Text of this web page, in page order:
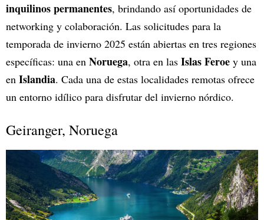
inquilinos permanentes, brindando así oportunidades de
networking y colaboración. Las solicitudes para la
temporada de invierno 2025 están abiertas en tres regiones
específicas: una en Noruega, otra en las Islas Feroe y una
en Islandia. Cada una de estas localidades remotas ofrece
un entorno idílico para disfrutar del invierno nórdico.
Geiranger, Noruega